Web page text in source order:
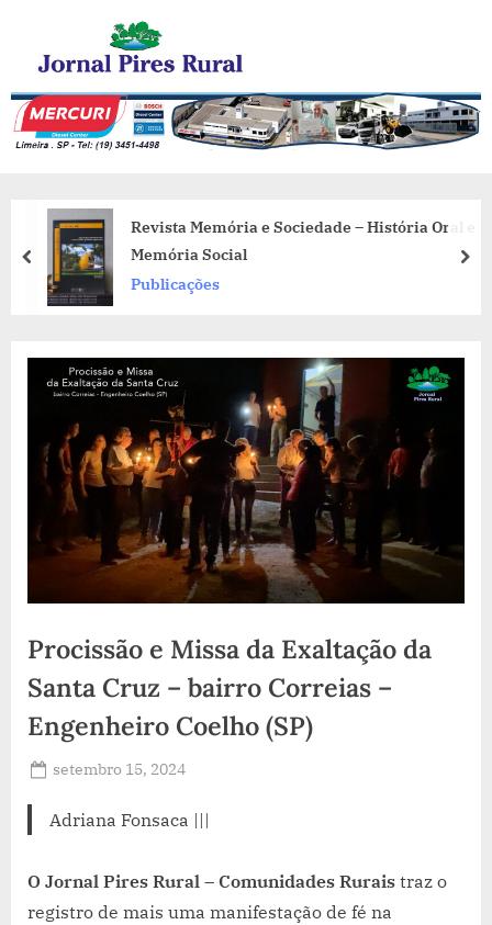
content
Revista Memória e Sociedade – História Oral e
Memória Social
Publicações
prev
Procissão e Missa da Exaltação da
Santa Cruz – bairro Correias –
Engenheiro Coelho (SP)
Posted
setembro 15, 2024
Pires
Adriana Fonsaca |||
O Jornal Pires Rural – Comunidades Rurais traz o
registro de mais uma manifestação de fé na